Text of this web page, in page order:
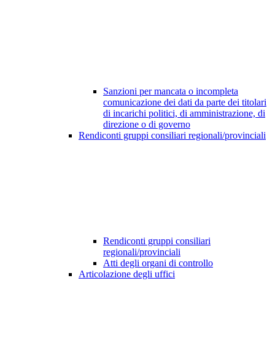
Sanzioni per mancata o incompleta
comunicazione dei dati da parte dei titolari
di incarichi politici, di amministrazione, di
direzione o di governo
Rendiconti gruppi consiliari regionali/provinciali
Rendiconti gruppi consiliari
regionali/provinciali
Atti degli organi di controllo
Articolazione degli uffici